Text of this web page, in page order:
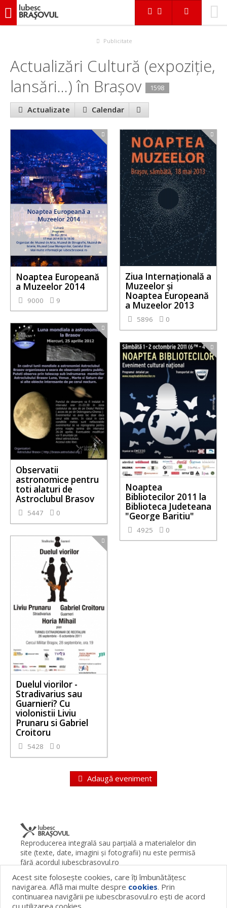
iubescbraşovul.ro Cultură (expoziție, lansări...)
Publicitate
Actualizări Cultură (expoziție,
lansări...) în Braşov
1598
Actualizate Calendar
Noaptea Europeană
a Muzeelor 2014
9000 9
Ziua Internațională a
Muzeelor și
Noaptea Europeană
a Muzeelor 2013
5896 0
Observatii
astronomice pentru
toti alaturi de
Astroclubul Brasov
5447 0
Noaptea
Bibliotecilor 2011 la
Biblioteca Judeteana
"George Baritiu"
4925 0
Duelul viorilor -
Stradivarius sau
Guarnieri? Cu
violonistii Liviu
Prunaru si Gabriel
Croitoru
5428 0
Adaugă eveniment
Reproducerea integrală sau parţială a materialelor din
site (texte, date, imagini şi fotografii) nu este permisă
fără acordul iubescbrasovul.ro
Termeni şi condiţii
Contact Despre proiect
FAQ
Cookies
Publicitate
© 2026 iubescbrasovul.ro
Acest site foloseşte cookies, care îţi îmbunătăţesc
navigarea. Află mai multe despre cookies. Prin
continuarea navigării pe iubescbrasovul.ro eşti de acord